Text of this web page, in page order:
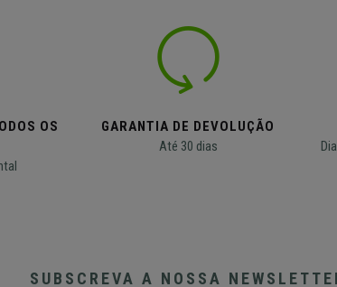
OS
GARANTIA DE DEVOLUÇÃO
Até 30 dias
SUBSCREVA A NOSSA